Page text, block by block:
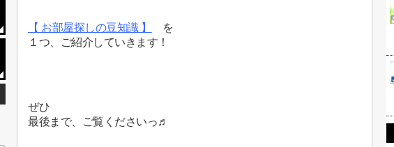
【 お部屋探しの豆知識 】
を
１つ、ご紹介していきます！
ぜひ
最後まで、ご覧くださいっ♬